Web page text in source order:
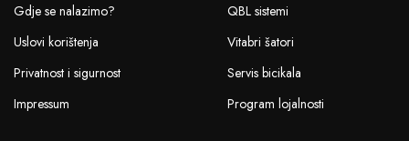
Gdje se nalazimo?
Uslovi korištenja
Privatnost i sigurnost
Impressum
QBL sistemi
Vitabri šatori
Servis bicikala
Program lojalnosti